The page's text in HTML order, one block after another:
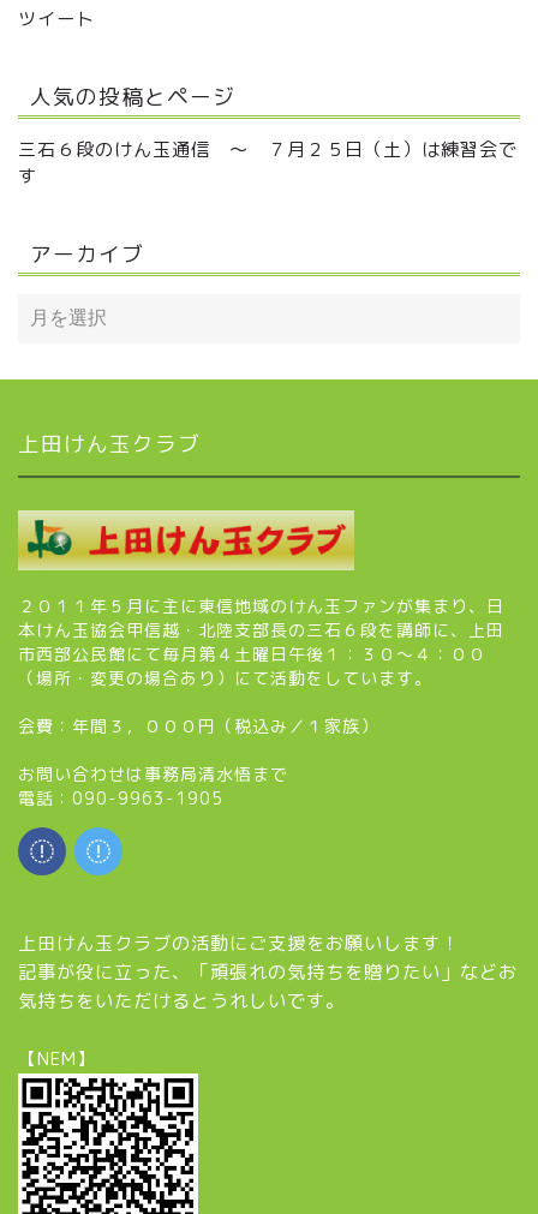
ツイート
人気の投稿とページ
三石６段のけん玉通信 ～ ７月２５日（土）は練習会で
す
アーカイブ
上田けん玉クラブ
２０１１年５月に主に東信地域のけん玉ファンが集まり、日
本けん玉協会甲信越・北陸支部長の三石６段を講師に、上田
市西部公民館にて毎月第４土曜日午後１：３０～４：００
（場所・変更の場合あり）にて活動をしています。
会費：年間３，０００円（税込み／１家族）
お問い合わせは事務局清水悟まで
電話：090-9963-1905
上田けん玉クラブの活動にご支援をお願いします！
記事が役に立った、「頑張れの気持ちを贈りたい」などお
気持ちをいただけるとうれしいです。
【NEM】